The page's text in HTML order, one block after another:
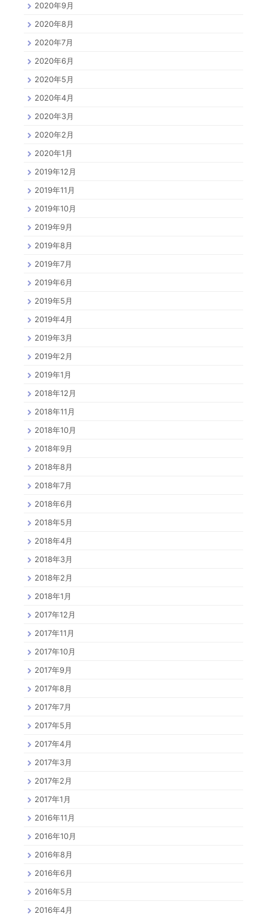
2020年9月
2020年8月
2020年7月
2020年6月
2020年5月
2020年4月
2020年3月
2020年2月
2020年1月
2019年12月
2019年11月
2019年10月
2019年9月
2019年8月
2019年7月
2019年6月
2019年5月
2019年4月
2019年3月
2019年2月
2019年1月
2018年12月
2018年11月
2018年10月
2018年9月
2018年8月
2018年7月
2018年6月
2018年5月
2018年4月
2018年3月
2018年2月
2018年1月
2017年12月
2017年11月
2017年10月
2017年9月
2017年8月
2017年7月
2017年5月
2017年4月
2017年3月
2017年2月
2017年1月
2016年11月
2016年10月
2016年8月
2016年6月
2016年5月
2016年4月